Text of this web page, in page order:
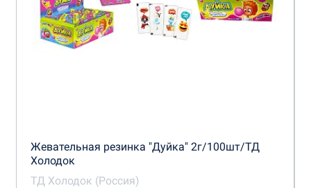
Жевательная резинка "Дуйка" 2г/100шт/ТД
Холодок
ТД Холодок (Россия)